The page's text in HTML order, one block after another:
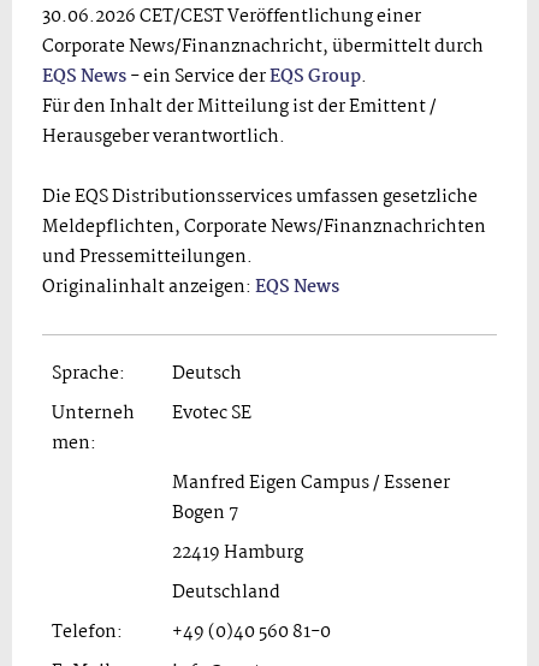
30.06.2026 CET/CEST Veröffentlichung einer
Corporate News/Finanznachricht, übermittelt durch
EQS News- ein Service derEQS Group.
Für den Inhalt der Mitteilung ist der Emittent /
Herausgeber verantwortlich.
Die EQS Distributionsservices umfassen gesetzliche
Meldepflichten, Corporate News/Finanznachrichten
und Pressemitteilungen.
Originalinhalt anzeigen: EQS News
Sprache:
Deutsch
Unterneh
men:
Evotec SE
Manfred Eigen Campus / Essener
Bogen 7
22419 Hamburg
Deutschland
Telefon:
+49 (0)40 560 81-0